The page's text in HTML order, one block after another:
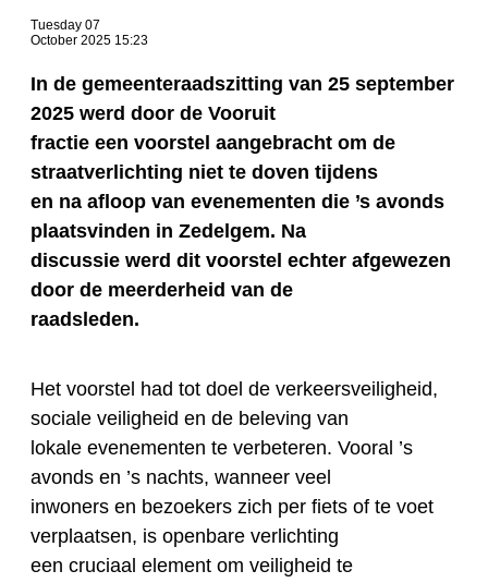
Tuesday 07
October 2025 15:23
In de gemeenteraadszitting van 25 september
2025 werd door de Vooruit
fractie een voorstel aangebracht om de
straatverlichting niet te doven tijdens
en na afloop van evenementen die ’s avonds
plaatsvinden in Zedelgem. Na
discussie werd dit voorstel echter afgewezen
door de meerderheid van de
raadsleden.
Het voorstel had tot doel de verkeersveiligheid,
sociale veiligheid en de beleving van
lokale evenementen te verbeteren. Vooral ’s
avonds en ’s nachts, wanneer veel
inwoners en bezoekers zich per fiets of te voet
verplaatsen, is openbare verlichting
een cruciaal element om veiligheid te